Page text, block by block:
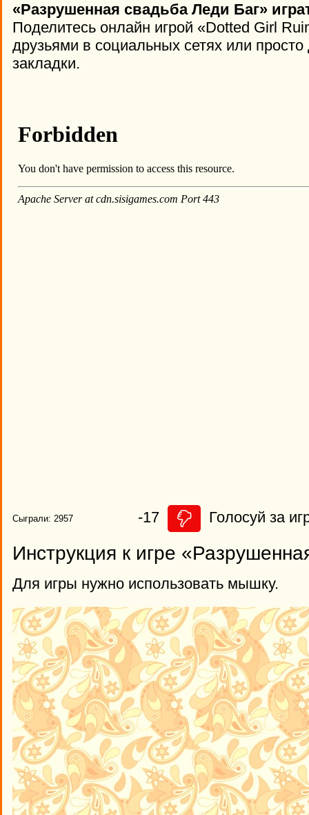
«Разрушенная свадьба Леди Баг»
Поделитесь онлайн игрой «Dotted Girl
друзьями в социальных сетях или просто
закладки.
Сыграли: 2957 -17 Голосуй за
Инструкция к игре
Для игры нужно использовать мышку.